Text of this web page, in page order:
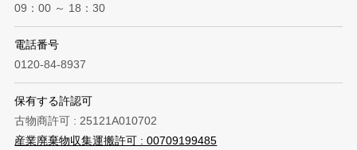
09：00 ～ 18：30
電話番号
0120-84-8937
保有する許認可
古物商許可 : 25121A010702
産業廃棄物収集運搬許可 : 00709199485